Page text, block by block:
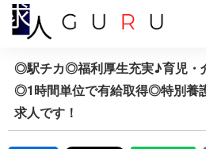
◎駅チカ◎福利厚生充実♪育児・
◎1時間単位で有給取得◎特別養
求人です！